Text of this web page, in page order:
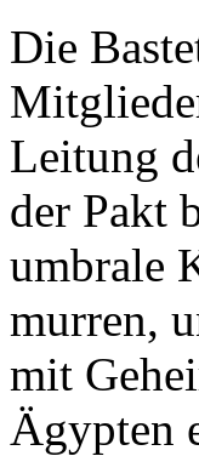
Die
Leitung
der Pakt
umbrale
murren,
mit
Ägypten